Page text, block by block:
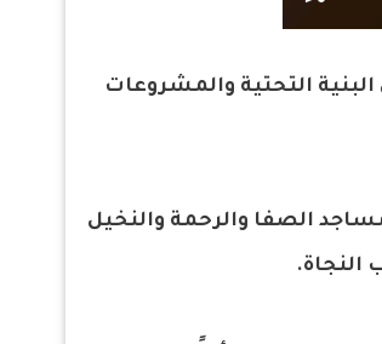
التحتية والمشروعات
الصفا والرحمة والنخيل
النجاة.